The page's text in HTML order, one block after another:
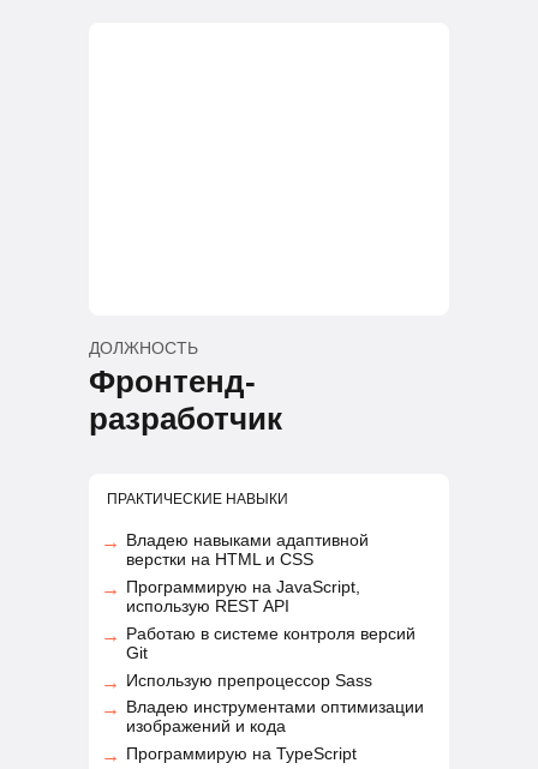
ПРАКТИЧЕСКИЕ НАВЫКИ
Владею навыками адаптивной
верстки на HTML и CSS
Фронтенд-
разработчик
ДОЛЖНОСТЬ
Программирую на JavaScript,
использую REST API
Работаю в системе контроля версий
Git
Использую препроцессор Sass
Владею инструментами оптимизации
изображений и кода
Программирую на TypeScript
→
→
→
→
→
→